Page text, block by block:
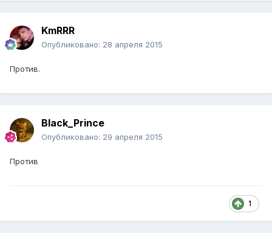
KmRRR
Опубликовано: 28 апреля 2015
Против.
Black_Prince
Опубликовано: 29 апреля 2015
Против
1